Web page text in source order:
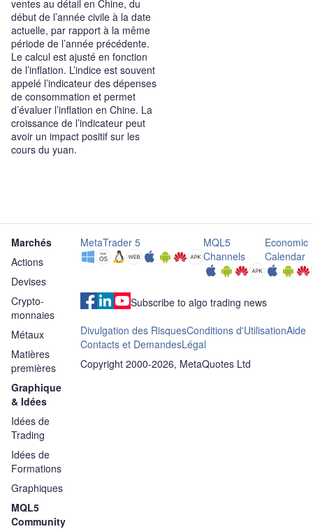
ventes au détail en Chine, du
début de l’année civile à la date
actuelle, par rapport à la même
période de l’année précédente.
Le calcul est ajusté en fonction
de l’inflation. L’indice est souvent
appelé l’indicateur des dépenses
de consommation et permet
d’évaluer l’inflation en Chine. La
croissance de l’indicateur peut
avoir un impact positif sur les
cours du yuan.
Marchés
Actions
Devises
Crypto-
monnaies
Métaux
Matières
premières
Graphique
& Idées
Idées de
Trading
Idées de
Formations
Graphiques
MQL5
Community
MetaTrader 5
MQL5
Channels
Economic
Calendar
Subscribe to algo trading news
Divulgation des RisquesConditions d'UtilisationAide
Contacts et DemandesLégal
Copyright 2000-2026, MetaQuotes Ltd